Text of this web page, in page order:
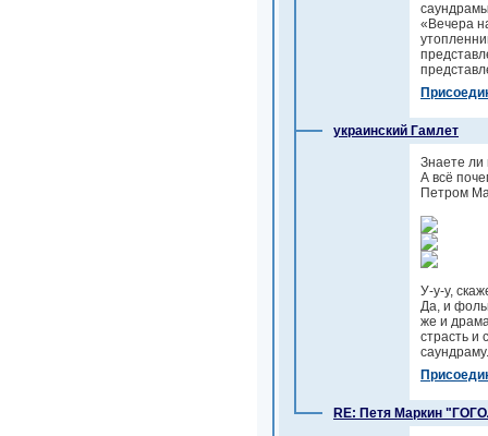
«Вечера
украинский Гамлет
Знаете ли
А всё
Петром
У-у-у,
Да, и
же и
страсть и
RE: Петя Маркин